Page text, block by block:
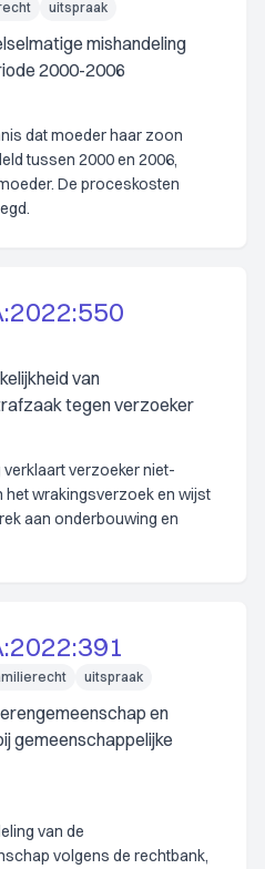
uitspraak
mishandeling
2000-2006
dat moeder haar zoon
tussen 2000 en 2006,
De proceskosten
van
tegen verzoeker
verzoeker niet-
het wrakingsverzoek en wijst
aan onderbouwing en
uitspraak
en
gemeenschappelijke
van de
volgens de rechtbank,